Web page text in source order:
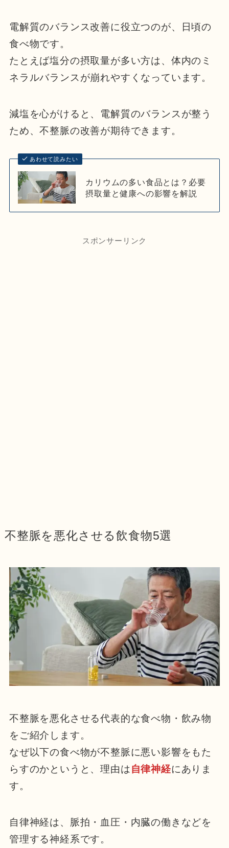
電解質のバランス改善に役立つのが、日頃の
食べ物です。
たとえば塩分の摂取量が多い方は、体内のミ
ネラルバランスが崩れやすくなっています。
減塩を心がけると、電解質のバランスが整う
ため、不整脈の改善が期待できます。
あわせて読みたい
カリウムの多い食品とは？必要
摂取量と健康への影響を解説
スポンサーリンク
不整脈を悪化させる飲食物5選
不整脈を悪化させる代表的な食べ物・飲み物
をご紹介します。
なぜ以下の食べ物が不整脈に悪い影響をもた
らすのかというと、理由は自律神経にありま
す。
自律神経は、脈拍・血圧・内臓の働きなどを
管理する神経系です。